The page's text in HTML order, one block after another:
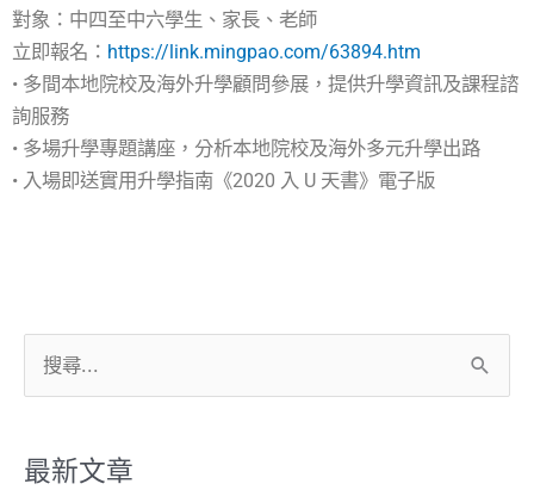
對象：中四至中六學生、家長、老師
立即報名： https://link.mingpao.com/63894.htm
• 多間本地院校及海外升學顧問參展，提供升學資訊及課程諮
詢服務
• 多場升學專題講座，分析本地院校及海外多元升學出路
• 入場即送實用升學指南《2020 入 U 天書》電子版
尋
鍵
最新文章